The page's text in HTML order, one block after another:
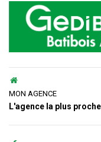
MON AGENCE
L'agence la plus proche